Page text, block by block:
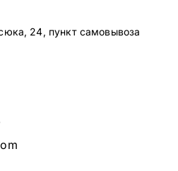
24, пункт самовывоза